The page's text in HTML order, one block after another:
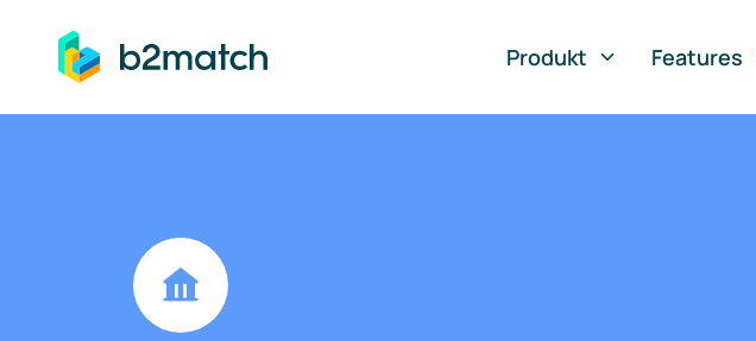
springen
Produkt
Features